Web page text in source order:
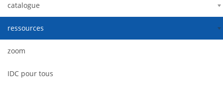
catalogue
ressources
zoom
IDC pour tous